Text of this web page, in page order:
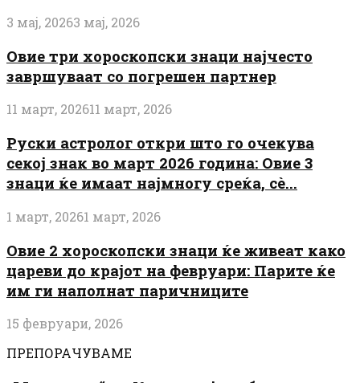
3 мај, 20263 мај, 2026
Овие три хороскопски знаци најчесто
завршуваат со погрешен партнер
11 март, 202611 март, 2026
Руски астролог откри што го очекува
секој знак во март 2026 година: Овие 3
знаци ќе имаат најмногу среќа, сè...
1 март, 20261 март, 2026
Овие 2 хороскопски знаци ќе живеат како
цареви до крајот на февруари: Парите ќе
им ги наполнат паричниците
15 февруари, 2026
ПРЕПОРАЧУВАМЕ